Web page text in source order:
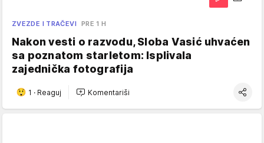
ZVEZDE I TRAČEVI PRE 1 H
Nakon vesti o razvodu, Sloba Vasić uhvaćen
sa poznatom starletom: Isplivala
zajednička fotografija
1 · Reaguj Komentariši